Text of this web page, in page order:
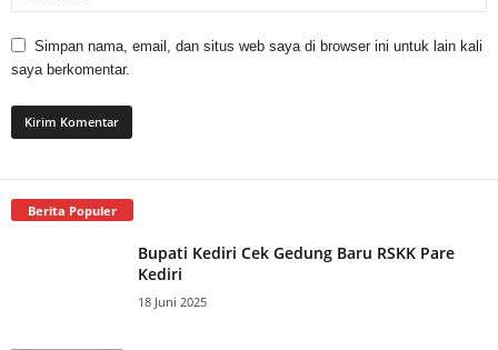
Simpan nama, email, dan situs web saya di browser ini untuk lain kali
saya berkomentar.
Berita Populer
Bupati Kediri Cek Gedung Baru RSKK Pare
Kediri
18 Juni 2025